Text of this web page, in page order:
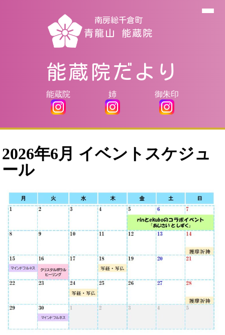
南房総千倉町
青龍山 能蔵院
能蔵院だより
能蔵院 姉 御朱印
2026年6月 イベントスケジュ
ール